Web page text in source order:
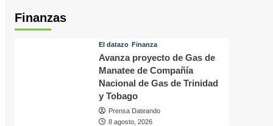
Finanzas
El datazo Finanza
Avanza proyecto de Gas de
Manatee de Compañía
Nacional de Gas de Trinidad
y Tobago
Prensa Dateando
8 agosto, 2026